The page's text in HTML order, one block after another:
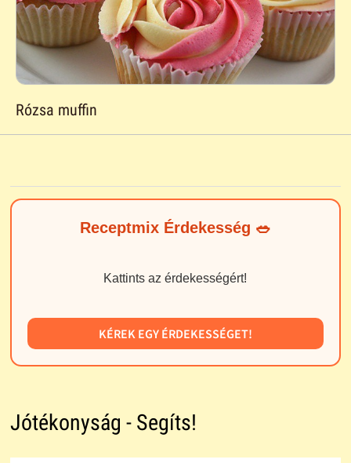
Rózsa muffin
Receptmix Érdekesség 🥗
Kattints az érdekességért!
KÉREK EGY ÉRDEKESSÉGET!
Jótékonyság - Segíts!